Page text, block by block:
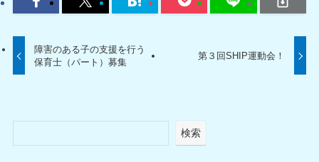
障害のある子の支援を行う
保育士（パート）募集
第３回SHIP運動会！
検索